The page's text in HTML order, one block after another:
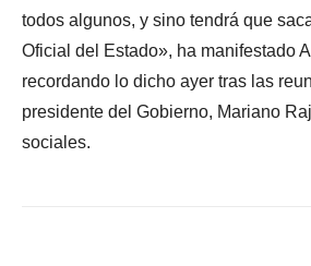
todos algunos, y sino tendrá que
Oficial del Estado», ha manifestado
recordando lo dicho ayer tras las
presidente del Gobierno, Mariano
sociales.